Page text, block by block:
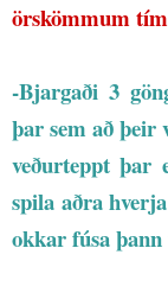
örskömmum
-Bjargaði 3
þar sem að þeir
veðurteppt þar
spila aðra
okkar fúsa